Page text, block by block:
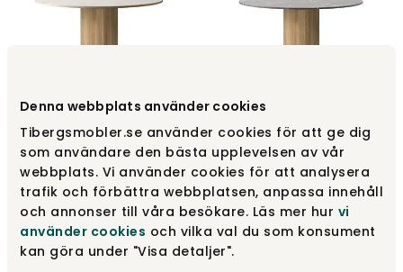
Denna webbplats använder cookies
Tibergsmobler.se använder cookies för att ge dig
som användare den bästa upplevelsen av vår
webbplats. Vi använder cookies för att analysera
trafik och förbättra webbplatsen, anpassa innehåll
och annonser till våra besökare. Läs mer hur vi
använder cookies och vilka val du som konsument
kan göra under "Visa detaljer".
Table Ø150 | Helle Eiche,
Beige Marmor/Jura
Vipp
6 188 €
Table Ø150 | Helle Eiche,
Pietra Marmor
Vipp
6 188 €